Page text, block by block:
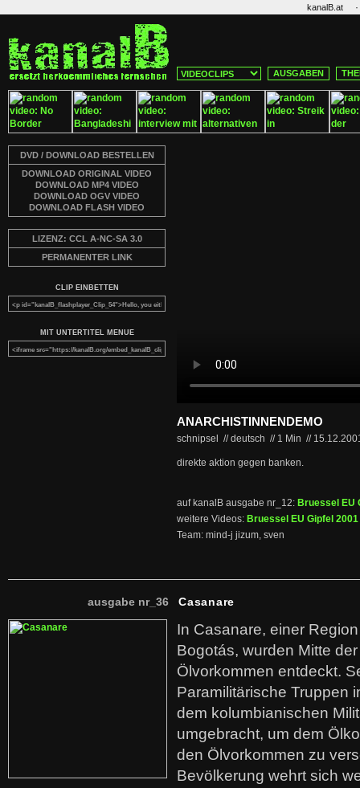
kanalB.at ·
AUSGABEN
DVD / DOWNLOAD BESTELLEN
DOWNLOAD ORIGINAL VIDEO
DOWNLOAD MP4 VIDEO
DOWNLOAD OGV VIDEO
DOWNLOAD FLASH VIDEO
LIZENZ: CCL A-NC-SA 3.0
PERMANENTER LINK
CLIP EINBETTEN
MIT UNTERTITEL MENUE
ANARCHISTINNENDEMO
schnipsel // deutsch // 1 Min //
direkte aktion gegen banken.
auf kanalB ausgabe nr_12: Bruessel EU
weitere Videos: Bruessel EU Gipfel 2001
Team: mind-j jizum, sven
ausgabe nr_36 Casanare
In Casanare, einer
Bogotás, wurden Mitte
Ölvorkommen entdeckt.
Paramilitärische Truppen
dem kolumbianischen
umgebracht, um dem
den Ölvorkommen zu
Bevölkerung wehrt sich